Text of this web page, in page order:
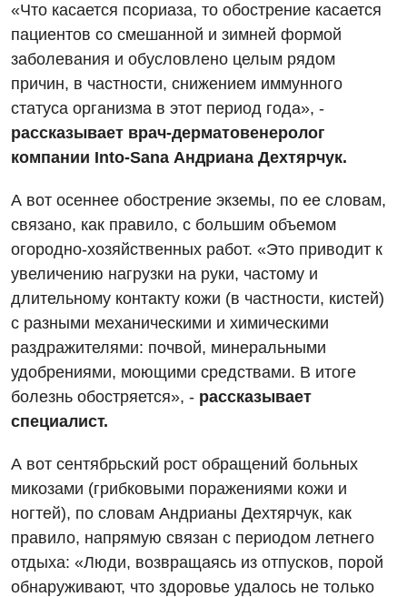
Мероприятия БПР
Интернатура
Бесплатные операции
Энциклопедия
Программа лояльности
Видео
Диагностика
Диагностическое отделение
Компьютерная томография
Магнитно-резонансная томография
Маммография
Нейросонография
Рентгенография
УЗИ
Эндоскопическое отделение
Акушерство и гинекология
Аллергология, иммунология
Андрология
Бесплатные услуги
Гинекологическое отделение
Диагностическое отделение
Онкологическое отделение
Отдел госпитализации
Отделение интенсивной терапии
Отделение неотложных состояний
Офтальмологическое отделение
Скорая медицинская помощь
Терапевтическое отделение
Травматологическое отделение
Урологическое отделение
Декларирование
Национальный скрининг здоровья 40+
Русский
«Что касается псориаза, то обострение касается
пациентов со смешанной и зимней формой
заболевания и обусловлено целым рядом
причин, в частности, снижением иммунного
статуса организма в этот период года», -
рассказывает врач-дерматовенеролог
компании Into-Sana Андриана Дехтярчук.
А вот осеннее обострение экземы, по ее словам,
связано, как правило, с большим объемом
огородно-хозяйственных работ. «Это приводит к
увеличению нагрузки на руки, частому и
длительному контакту кожи (в частности, кистей)
с разными механическими и химическими
раздражителями: почвой, минеральными
удобрениями, моющими средствами. В итоге
болезнь обостряется», - рассказывает
специалист.
А вот сентябрьский рост обращений больных
микозами (грибковыми поражениями кожи и
ногтей), по словам Андрианы Дехтярчук, как
правило, напрямую связан с периодом летнего
отдыха: «Люди, возвращаясь из отпусков, порой
обнаруживают, что здоровье удалось не только